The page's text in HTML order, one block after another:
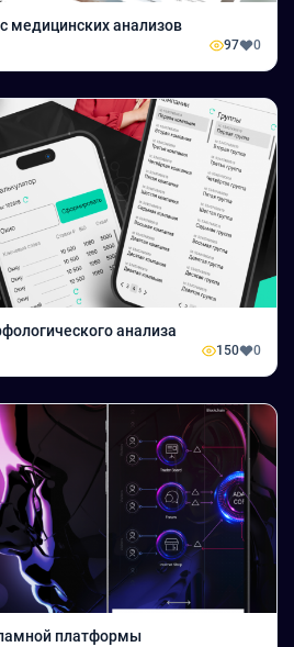
медицинских анализов
97 0
анализа
150 0
платформы